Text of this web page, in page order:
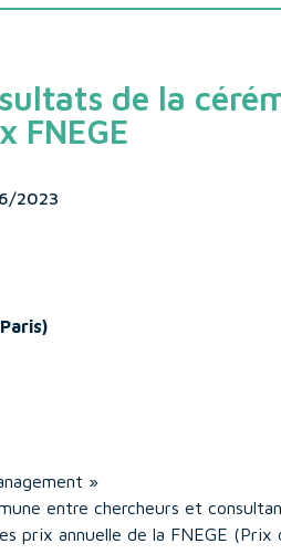
de la
FNEGE
2023
»
entre chercheurs et
prix annuelle de la FNEGE